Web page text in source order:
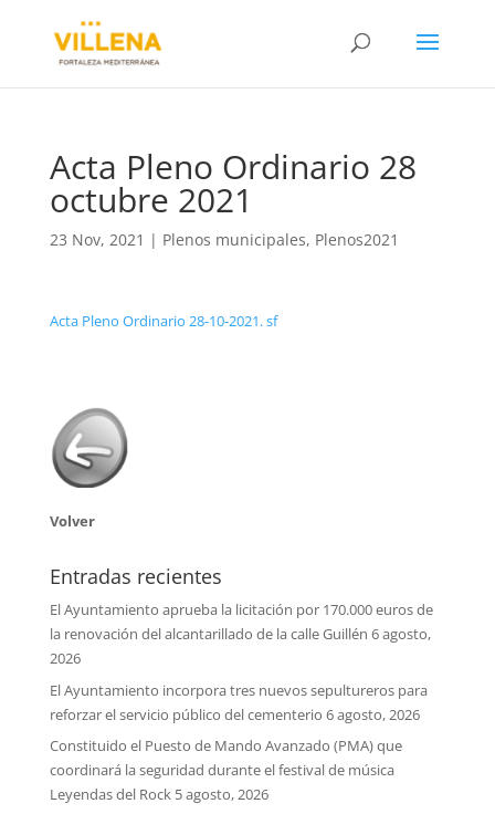
Acta Pleno Ordinario 28
octubre 2021
23 Nov, 2021 | Plenos municipales, Plenos2021
Acta Pleno Ordinario 28-10-2021. sf
Volver
Entradas recientes
El Ayuntamiento aprueba la licitación por 170.000 euros de
la renovación del alcantarillado de la calle Guillén 6 agosto,
2026
El Ayuntamiento incorpora tres nuevos sepultureros para
reforzar el servicio público del cementerio 6 agosto, 2026
Constituido el Puesto de Mando Avanzado (PMA) que
coordinará la seguridad durante el festival de música
Leyendas del Rock 5 agosto, 2026